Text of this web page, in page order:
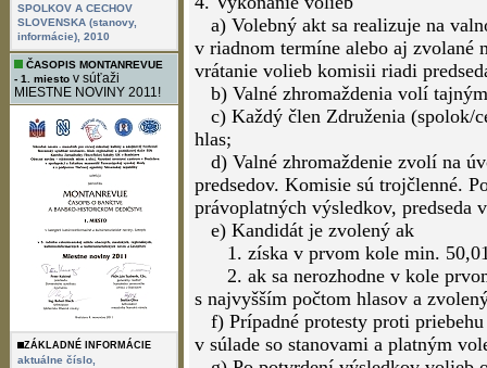
SPOLKOV A CECHOV
SLOVENSKA (stanovy,
informácie), 2010
ČASOPIS MONTANREVUE
- 1. miesto v súťaži
MIESTNE NOVINY 2011!
ZÁKLADNÉ INFORMÁCIE
aktuálne číslo,
alebo delegujúcim spolkom/
podmienkam alebo dôvody jej
kandidát odvolať na Radu
výboru. Jej stanovisko musí byť
c) Do 7 dní po skončení
členom Združenia oficiálnu
4. Vykonanie volieb
a) Volebný akt sa realizuje na
v riadnom termíne alebo aj
vrátanie volieb komisii riadi
b) Valné zhromaždenia volí
c) Každý člen Združenia (spolok/
hlas;
d) Valné zhromaždenie zvolí na